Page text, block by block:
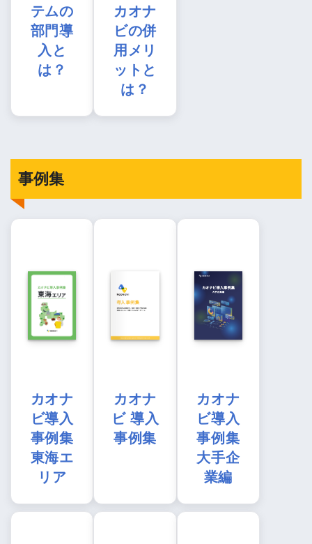
テムの
部門導
入と
は？
カオナ
ビの併
用メリ
ットと
は？
事例集
カオナ
ビ導入
事例集
東海エ
リア
カオナ
ビ 導入
事例集
カオナ
ビ導入
事例集
大手企
業編